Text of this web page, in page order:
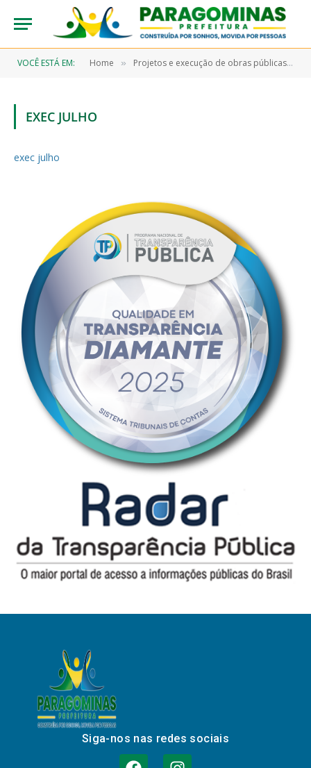
VOCÊ ESTÁ EM: Home » Projetos e execução de obras públicas
EXEC JULHO
exec julho
Siga-nos nas redes sociais